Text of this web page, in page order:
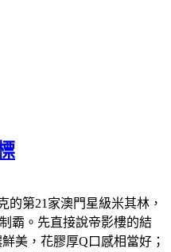
的第21家澳門星級米其林，
霸。先直接說帝影樓的結
美，花膠厚Q口感相當好；